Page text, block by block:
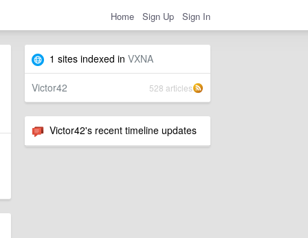
Home Sign Up Sign In
1 sites indexed in VXNA
Victor42 528 articles
Victor42's recent timeline updates